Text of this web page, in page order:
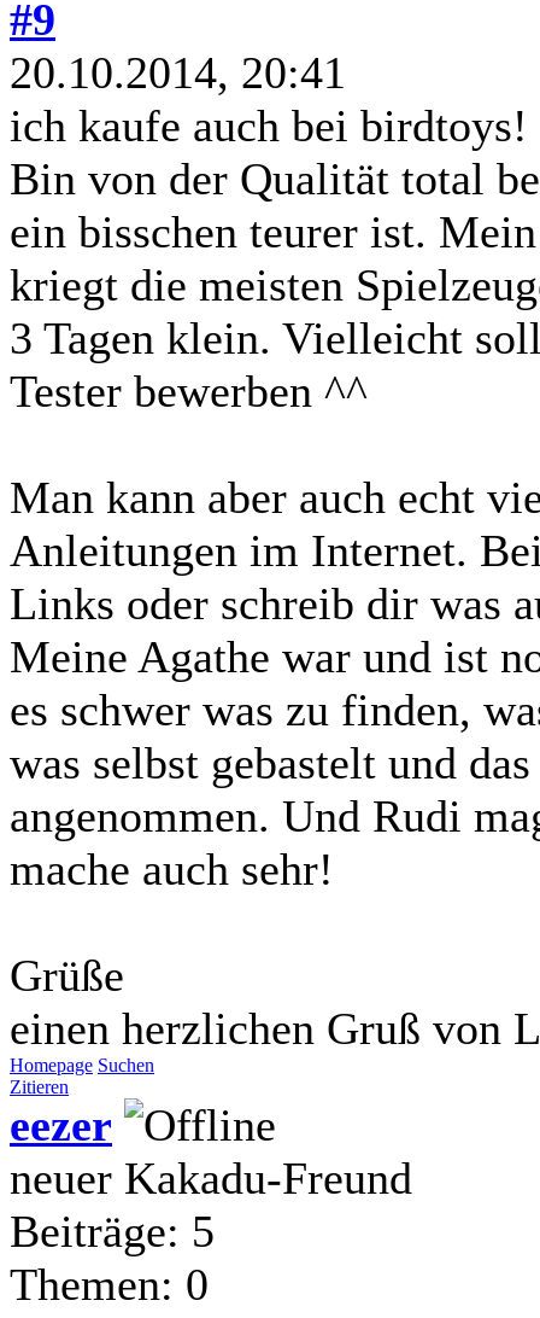
#9
20.10.2014, 20:41
ich kaufe auch bei birdtoys!
Bin von der Qualität total
ein bisschen teurer ist.
kriegt die meisten
3 Tagen klein. Vielleicht
Tester bewerben ^^
Man kann aber auch echt
Anleitungen im Internet.
Links oder schreib dir was
Meine Agathe war und ist
es schwer was zu finden,
was selbst gebastelt und
angenommen. Und Rudi
mache auch sehr!
Grüße
einen herzlichen Gruß von
Homepage Suchen
Zitieren
eezer
neuer Kakadu-Freund
Beiträge: 5
Themen: 0